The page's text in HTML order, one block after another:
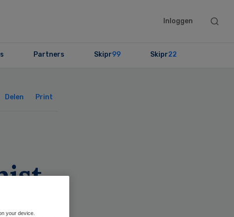
Inloggen
Search
Partners Skipr99 Skipr22
Delen Print
your device.